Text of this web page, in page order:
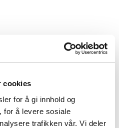
cookies
for å gi innhold og
for å levere sosiale
trafikken vår. Vi deler